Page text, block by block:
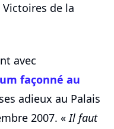
de la
avec
façonné au
adieux au Palais
2007. «Il faut